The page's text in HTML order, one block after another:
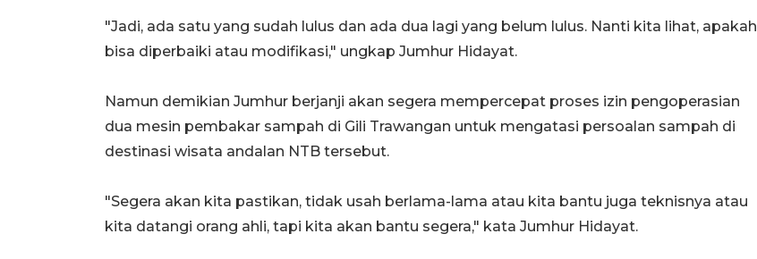
"Jadi, ada satu yang sudah lulus dan ada dua lagi yang belum lulus. Nanti kita lihat, apakah
bisa diperbaiki atau modifikasi," ungkap Jumhur Hidayat.
Namun demikian Jumhur berjanji akan segera mempercepat proses izin pengoperasian
dua mesin pembakar sampah di Gili Trawangan untuk mengatasi persoalan sampah di
destinasi wisata andalan NTB tersebut.
"Segera akan kita pastikan, tidak usah berlama-lama atau kita bantu juga teknisnya atau
kita datangi orang ahli, tapi kita akan bantu segera," kata Jumhur Hidayat.